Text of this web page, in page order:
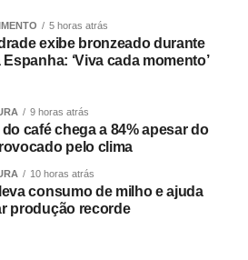
Vianna Rangel agradeceu a
Instituto Selecon e destacou a
foi conduzido.
também agradeço ao
fizemos um concurso histórico,
que o Juca nos deu para
com qualidade e segurança,
muita transparência”, declarou o
5 horas atrás
exibe bronzeado durante
‘Viva cada momento’
9 horas atrás
café chega a 84% apesar do
pelo clima
10 horas atrás
consumo de milho e ajuda
produção recorde